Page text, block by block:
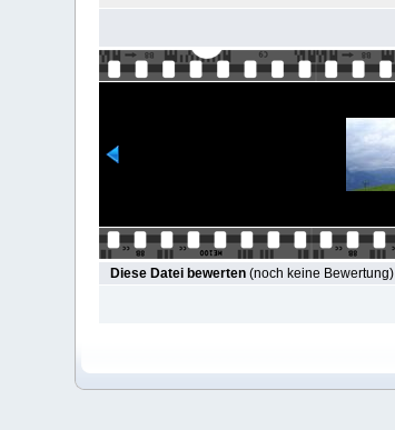
Diese Datei bewerten(noch keine Bewertung)